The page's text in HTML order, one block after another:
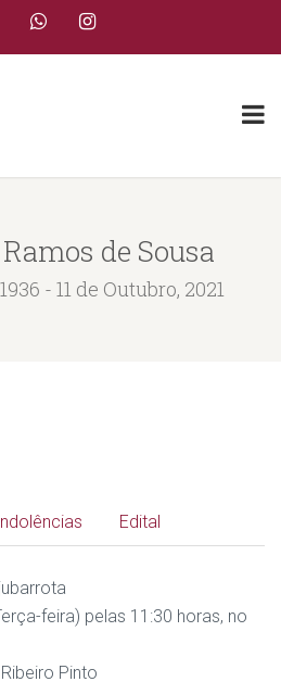
de Sousa
- 11 de Outubro, 2021
Edital
feira) pelas 11:30 horas, no
Pinto